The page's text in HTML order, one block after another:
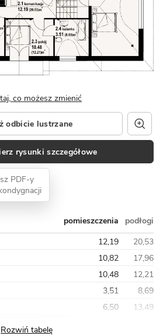
co możesz zmienić
odbicie lustrzane
rysunki szczegółowe
PDF-y
pomieszczenia
podłogi
12,19
20,53
10,82
17,96
10,48
12,21
3,51
8,69
6,50
13,49